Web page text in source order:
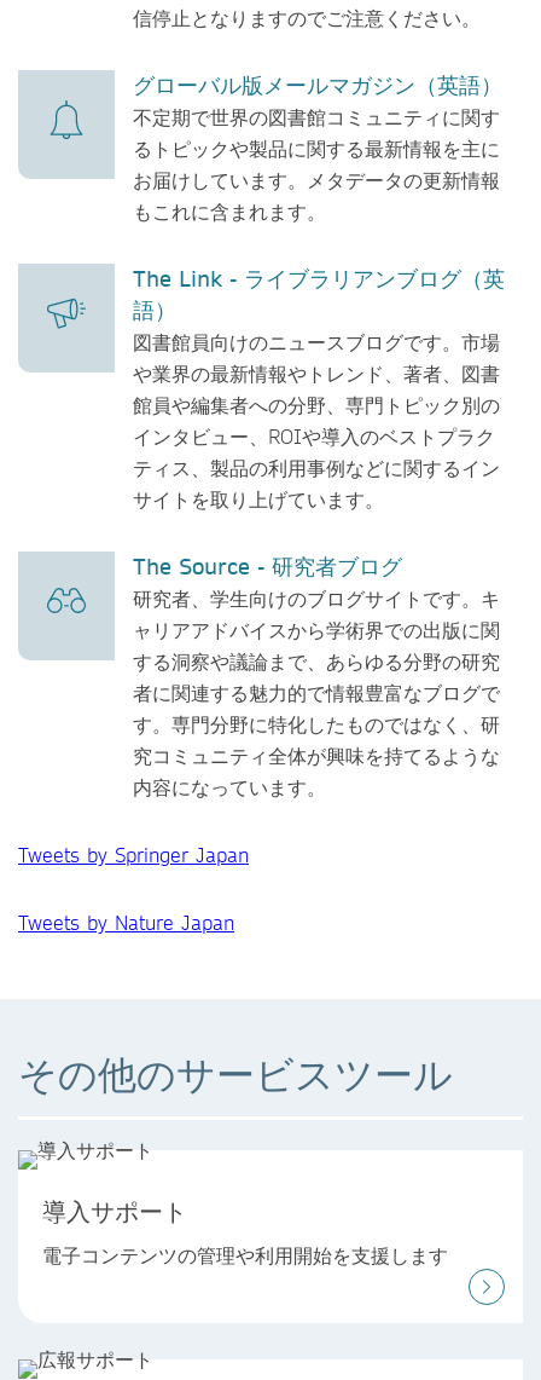
信停止となりますのでご注意ください。
グローバル版メールマガジン（英語）
不定期で世界の図書館コミュニティに関す
るトピックや製品に関する最新情報を主に
お届けしています。メタデータの更新情報
もこれに含まれます。
The Link - ライブラリアンブログ（英
語）
図書館員向けのニュースブログです。市場
や業界の最新情報やトレンド、著者、図書
館員や編集者への分野、専門トピック別の
インタビュー、ROIや導入のベストプラク
ティス、製品の利用事例などに関するイン
サイトを取り上げています。
The Source - 研究者ブログ
研究者、学生向けのブログサイトです。キ
ャリアアドバイスから学術界での出版に関
する洞察や議論まで、あらゆる分野の研究
者に関連する魅力的で情報豊富なブログで
す。専門分野に特化したものではなく、研
究コミュニティ全体が興味を持てるような
内容になっています。
Tweets by Springer Japan
Tweets by Nature Japan
その他のサービスツール
導入サポート
電子コンテンツの管理や利用開始を支援します